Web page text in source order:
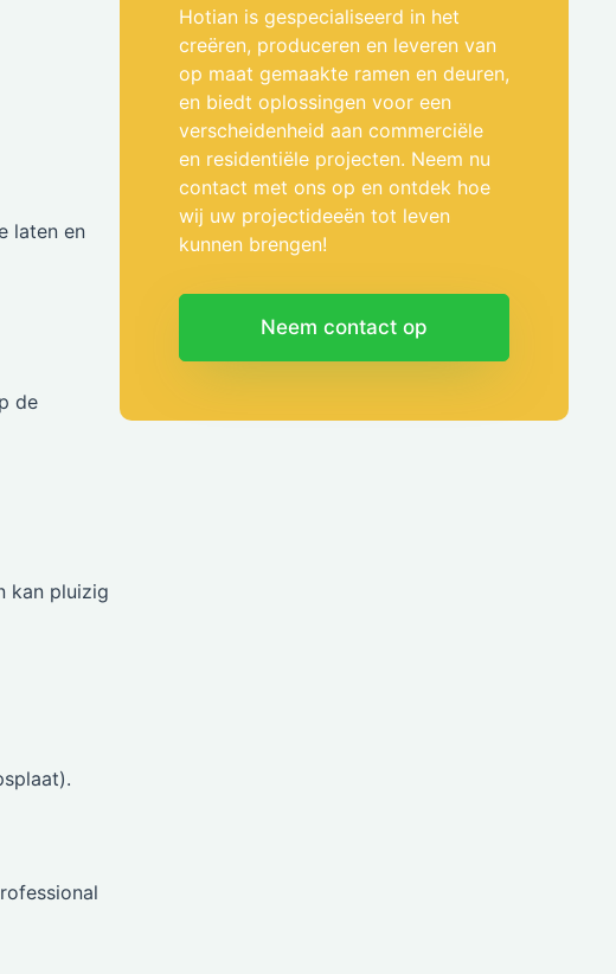
laten en
de
kan pluizig
Hotian is gespecialiseerd in het
creëren, produceren en leveren van
op maat gemaakte ramen en deuren,
en biedt oplossingen voor een
verscheidenheid aan commerciële
en residentiële projecten. Neem nu
contact met ons op en ontdek hoe
wij uw projectideeën tot leven
kunnen brengen!
Neem contact op